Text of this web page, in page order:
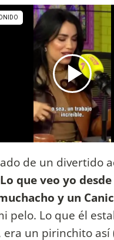
de un divertido
que veo yo
y un
pelo. Lo que él
era un pirinchito así